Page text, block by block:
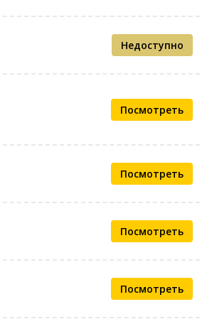
Недоступно
Посмотреть
Посмотреть
Посмотреть
Посмотреть